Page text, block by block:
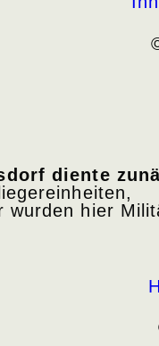
diente
wurden hier